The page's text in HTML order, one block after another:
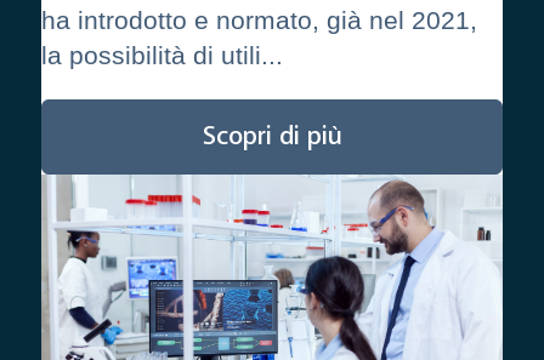
ha introdotto e normato, già nel 2021,
la possibilità di utili...
Scopri di più